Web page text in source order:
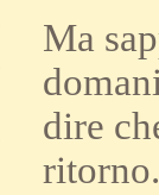
Ma
dire